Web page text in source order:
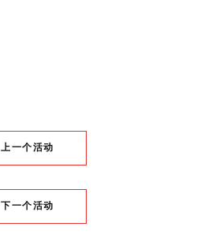
上一个活动
下一个活动